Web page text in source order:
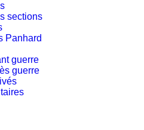
sections
Panhard
guerre
guerre